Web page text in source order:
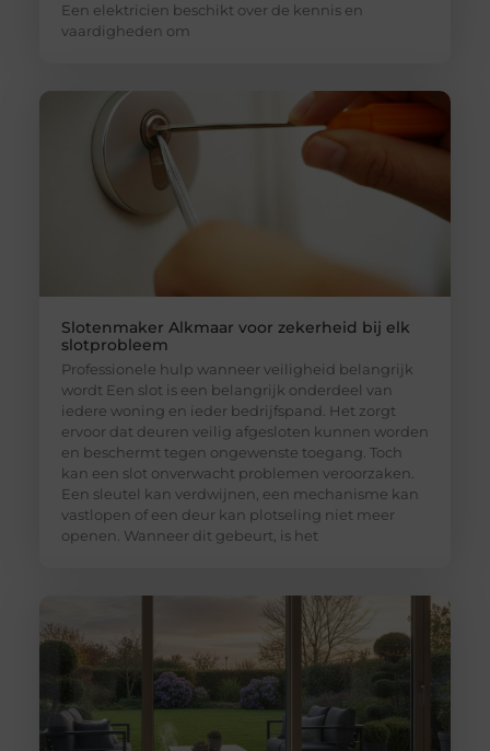
Een elektricien beschikt over de kennis en
vaardigheden om
Slotenmaker Alkmaar voor zekerheid bij elk
slotprobleem
Professionele hulp wanneer veiligheid belangrijk
wordt Een slot is een belangrijk onderdeel van
iedere woning en ieder bedrijfspand. Het zorgt
ervoor dat deuren veilig afgesloten kunnen worden
en beschermt tegen ongewenste toegang. Toch
kan een slot onverwacht problemen veroorzaken.
Een sleutel kan verdwijnen, een mechanisme kan
vastlopen of een deur kan plotseling niet meer
openen. Wanneer dit gebeurt, is het